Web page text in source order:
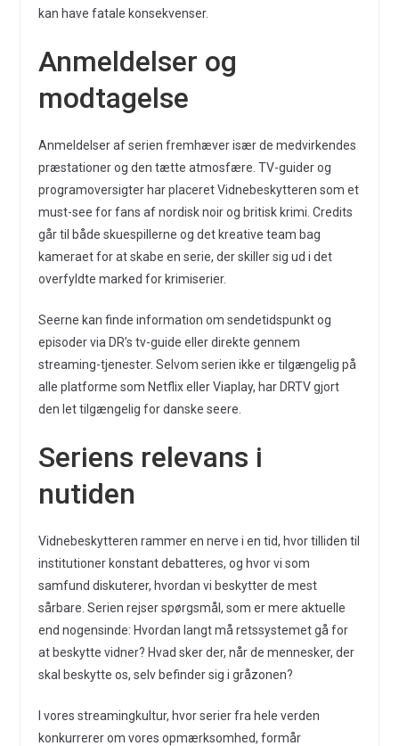
kan have fatale konsekvenser.
Anmeldelser og
modtagelse
Anmeldelser af serien fremhæver især de medvirkendes
præstationer og den tætte atmosfære. TV-guider og
programoversigter har placeret Vidnebeskytteren som et
must-see for fans af nordisk noir og britisk krimi. Credits
går til både skuespillerne og det kreative team bag
kameraet for at skabe en serie, der skiller sig ud i det
overfyldte marked for krimiserier.
Seerne kan finde information om sendetidspunkt og
episoder via DR’s tv-guide eller direkte gennem
streaming-tjenester. Selvom serien ikke er tilgængelig på
alle platforme som Netflix eller Viaplay, har DRTV gjort
den let tilgængelig for danske seere.
Seriens relevans i
nutiden
Vidnebeskytteren rammer en nerve i en tid, hvor tilliden til
institutioner konstant debatteres, og hvor vi som
samfund diskuterer, hvordan vi beskytter de mest
sårbare. Serien rejser spørgsmål, som er mere aktuelle
end nogensinde: Hvordan langt må retssystemet gå for
at beskytte vidner? Hvad sker der, når de mennesker, der
skal beskytte os, selv befinder sig i gråzonen?
I vores streamingkultur, hvor serier fra hele verden
konkurrerer om vores opmærksomhed, formår